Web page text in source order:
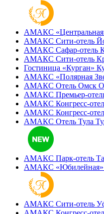
АМАКС
АМАКС Сити-отель
АМАКС Сафар-отель
АМАКС Сити-отель
Гостиница «‎Курган»
АМАКС «Полярная
АМАКС Отель ‎Омск
АМАКС Премьер-
АМАКС Конгресс-
АМАКС Конгресс-
АМАКС Отель Тула
АМАКС Парк-отель
АМАКС «‎Юбилейная»
АМАКС Сити-отель